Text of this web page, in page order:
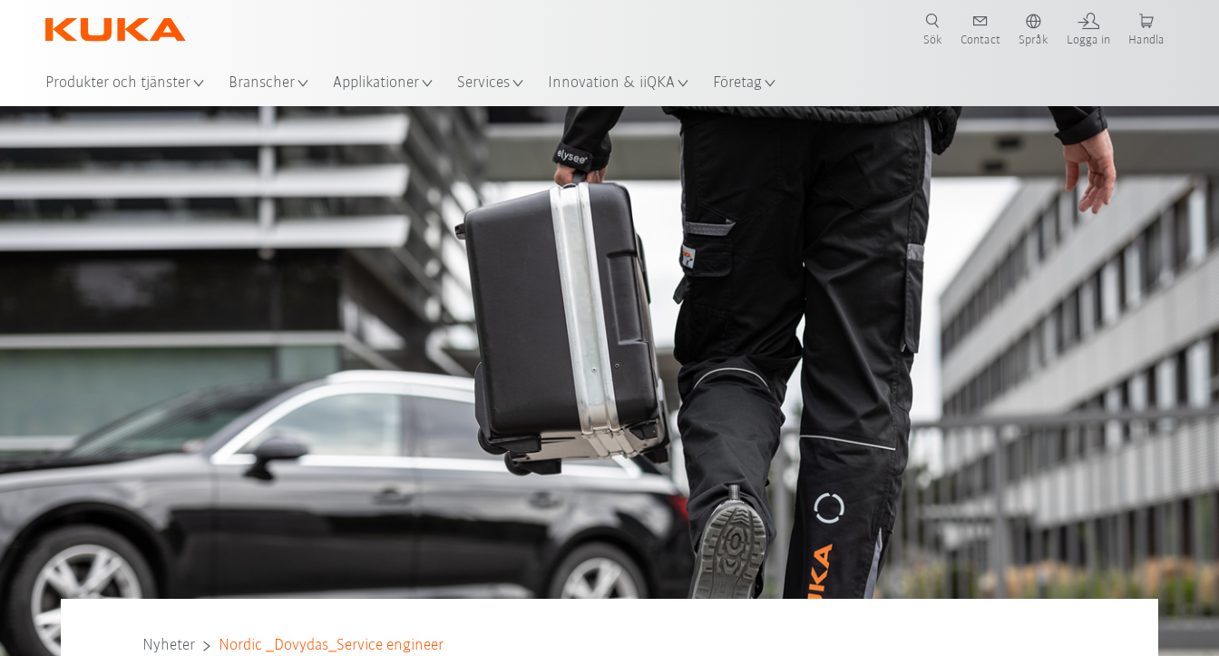
Produkter och tjänster Branscher Applikationer Services Innovation & iiQKA Företag
Sök Contact Språk Logga in Handla
Nyheter Nordic _Dovydas_Service engineer